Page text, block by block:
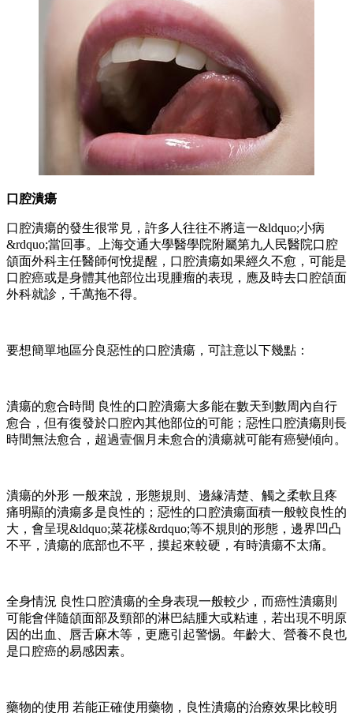
口腔潰瘍
口腔潰瘍的發生很常見，許多人往往不將這一&ldquo;小病
&rdquo;當回事。上海交通大學醫學院附屬第九人民醫院口腔
頜面外科主任醫師何悅提醒，口腔潰瘍如果經久不愈，可能是
口腔癌或是身體其他部位出現腫瘤的表現，應及時去口腔頜面
外科就診，千萬拖不得。
要想簡單地區分良惡性的口腔潰瘍，可註意以下幾點：
潰瘍的愈合時間 良性的口腔潰瘍大多能在數天到數周內自行
愈合，但有復發於口腔內其他部位的可能；惡性口腔潰瘍則長
時間無法愈合，超過壹個月未愈合的潰瘍就可能有癌變傾向。
潰瘍的外形 一般來說，形態規則、邊緣清楚、觸之柔軟且疼
痛明顯的潰瘍多是良性的；惡性的口腔潰瘍面積一般較良性的
大，會呈現&ldquo;菜花樣&rdquo;等不規則的形態，邊界凹凸
不平，潰瘍的底部也不平，摸起來較硬，有時潰瘍不太痛。
全身情況 良性口腔潰瘍的全身表現一般較少，而癌性潰瘍則
可能會伴隨頜面部及頸部的淋巴結腫大或粘連，若出現不明原
因的出血、唇舌麻木等，更應引起警惕。年齡大、營養不良也
是口腔癌的易感因素。
藥物的使用 若能正確使用藥物，良性潰瘍的治療效果比較明